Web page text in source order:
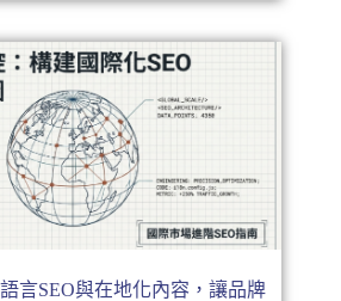
言SEO與在地化內容，讓品牌